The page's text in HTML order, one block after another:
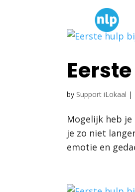
by Support iLokaal |
Mogelijk heb
je zo niet
emotie en